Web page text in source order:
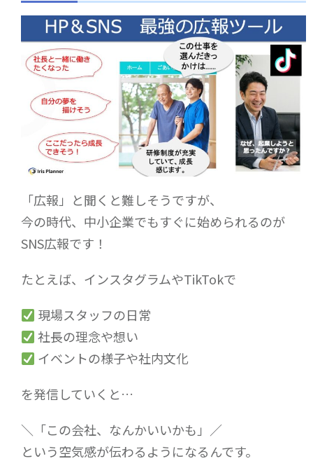
「広報」と聞くと難しそうですが、
今の時代、中小企業でもすぐに始められるのが
SNS広報です！
たとえば、インスタグラムやTikTokで
現場スタッフの日常
社長の理念や想い
イベントの様子や社内文化
を発信していくと…
＼「この会社、なんかいいかも」／
という空気感が伝わるようになるんです。